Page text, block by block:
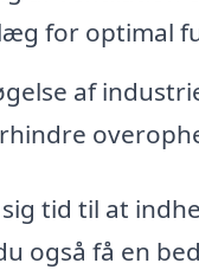
for optimal
af
tid til at
også få en